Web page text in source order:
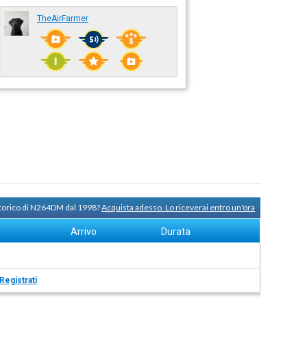
TheAirFarmer
di N264DM dal 1998?Acquista adesso. Lo riceverai entro un'ora
Arrivo Durata